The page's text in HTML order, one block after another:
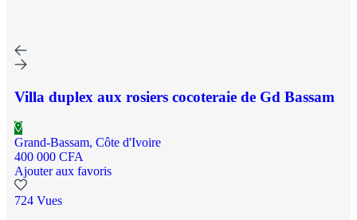
Villa duplex aux rosiers cocoteraie de Gd Bassam
Grand-Bassam, Côte d'Ivoire
400 000 CFA
Ajouter aux favoris
724 Vues